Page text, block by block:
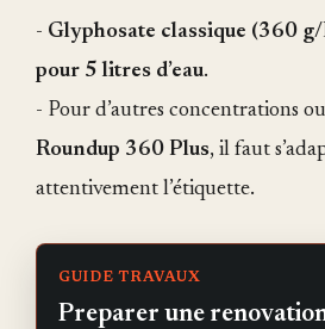
- Glyphosate classique (360
pour 5 litres d’eau.
- Pour d’autres concentrations
Roundup 360 Plus, il faut
attentivement l’étiquette.
GUIDE TRAVAUX
Preparer une